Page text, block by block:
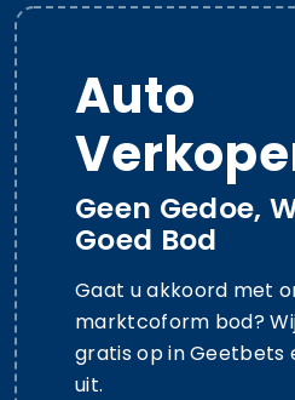
Auto
Geen Gedoe,
Goed Bod
Gaat u akkoord met
marktcoform bod?
gratis op in Geetbets
uit.